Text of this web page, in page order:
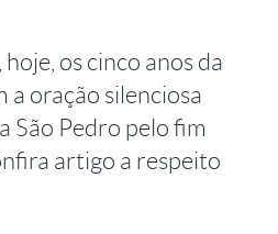
os cinco anos da
a oração silenciosa
São Pedro pelo fim
artigo a respeito